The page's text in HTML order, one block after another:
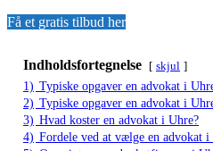
Få et gratis tilbud her
Indholdsfortegnelse skjul
1) Typiske opgaver en advokat i
2) Typiske opgaver en advokat i
3) Hvad koster en advokat i Uhre?
4) Fordele ved at vælge en advokat i